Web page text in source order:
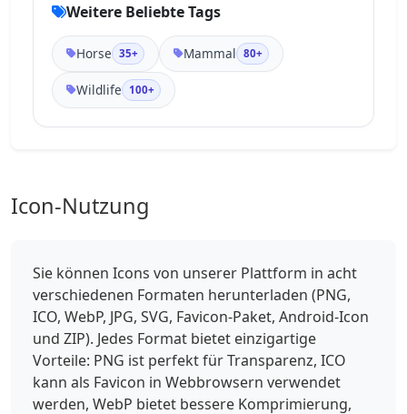
Weitere Beliebte Tags
Horse 35+ Mammal 80+
Wildlife 100+
Icon-Nutzung
Sie können Icons von unserer Plattform in acht
verschiedenen Formaten herunterladen (PNG,
ICO, WebP, JPG, SVG, Favicon-Paket, Android-Icon
und ZIP). Jedes Format bietet einzigartige
Vorteile: PNG ist perfekt für Transparenz, ICO
kann als Favicon in Webbrowsern verwendet
werden, WebP bietet bessere Komprimierung,